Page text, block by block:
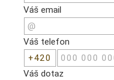
Váš email
Váš telefon
Váš dotaz